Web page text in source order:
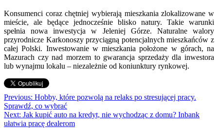
Konsumenci coraz chętniej wybierają mieszkania zlokalizowane w
mieście, ale będące jednocześnie blisko natury. Takie warunki
spełnia nowa inwestycja w Jeleniej Górze. Naturalne walory
przyrodnicze Karkonoszy przyciągną potencjalnych mieszkańców z
całej Polski. Inwestowanie w mieszkania położone w górach, na
Mazurach czy nad morzem to gwarancja sprzedaży dla inwestora
lub wynajmu lokalu – niezależnie od koniunktury rynkowej.
Nawigacja
wpisu
Previous: Hobby, które pozwolą na relaks po stresującej pracy.
Sprawdź, co wybrać
Next: Jak kupić auto na kredyt, nie wychodząc z domu? Inbank
ułatwia pracę dealerom